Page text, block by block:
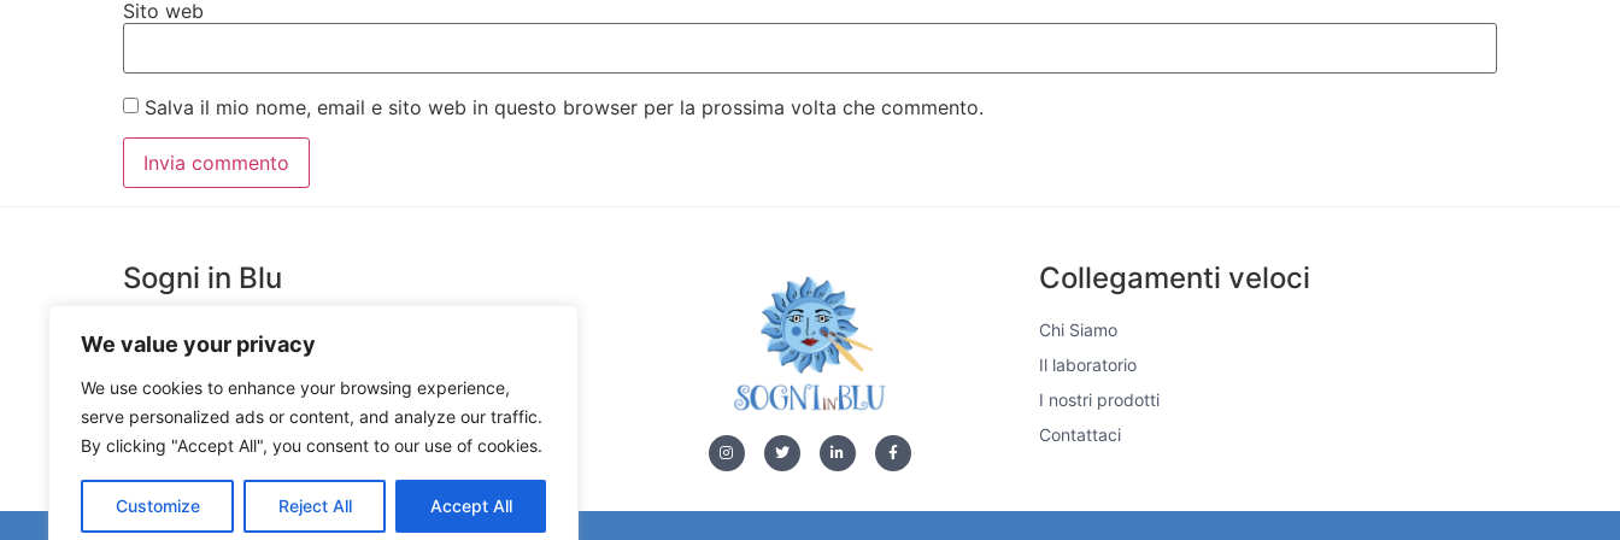
We value your privacy
We use cookies to enhance your browsing experience,
serve personalized ads or content, and analyze our traffic.
By clicking "Accept All", you consent to our use of cookies.
Customize Reject All Accept All
Sito web
Salva il mio nome, email e sito web in questo browser per la prossima volta che commento.
Sogni in Blu
SognInblu è un Laboratorio Creativo, costruito per
favorire l’estro e la creatività di giovani artisti messinesi,
che trova espressione nella Produzione e Decorazione di
Ceramiche Artigianali e nella realizzazione di Oggetti unici
in Legno e Ceramica.
Collegamenti veloci
Chi Siamo
Il laboratorio
I nostri prodotti
Contattaci